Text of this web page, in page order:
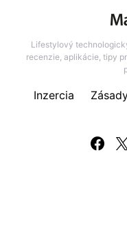
Lifestylový
recenzie, aplikácie, tipy
Inzercia